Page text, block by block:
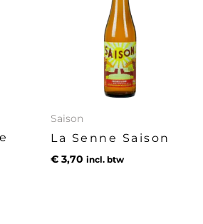
Saison
La Senne Saison
€ 3,70 incl. btw